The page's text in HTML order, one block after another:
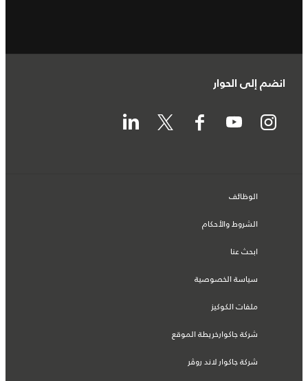
انضم إلى الحوار
الوظائف
الشروط والأحكام
ابحث عنا
سياسة الخصوصية
ملفات الكوكيز
شركة جاكوارخريطة الموقع
شركة جاكوار لاند روڤر